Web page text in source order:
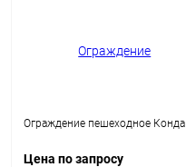
Ограждение пешеходное Конда
Цена по запросу